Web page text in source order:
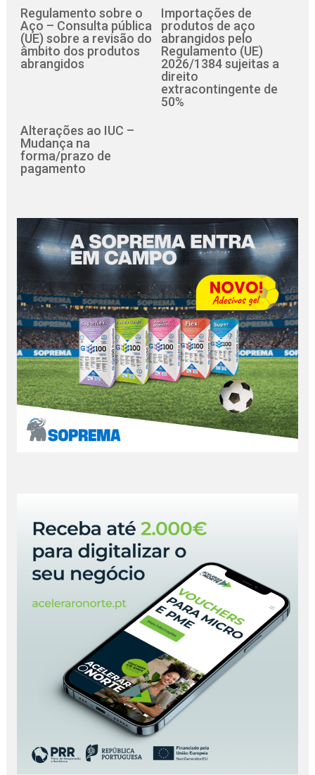
Regulamento sobre o
Aço – Consulta pública
(UE) sobre a revisão do
âmbito dos produtos
abrangidos
Importações de
produtos de aço
abrangidos pelo
Regulamento (UE)
2026/1384 sujeitas a
direito
extracontingente de
50%
Alterações ao IUC –
Mudança na
forma/prazo de
pagamento